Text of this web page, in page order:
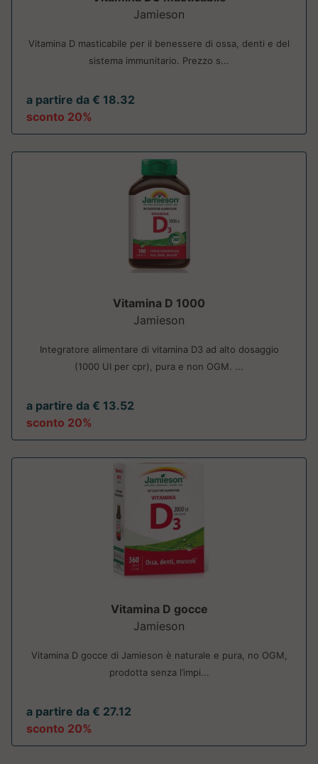
Jamieson
Vitamina D masticabile per il benessere di ossa, denti e del
sistema immunitario. Prezzo s...
a partire da € 18.32
sconto 20%
Vitamina D 1000
Jamieson
Integratore alimentare di vitamina D3 ad alto dosaggio
(1000 UI per cpr), pura e non OGM. ...
a partire da € 13.52
sconto 20%
Vitamina D gocce
Jamieson
Vitamina D gocce di Jamieson è naturale e pura, no OGM,
prodotta senza l’impi...
a partire da € 27.12
sconto 20%